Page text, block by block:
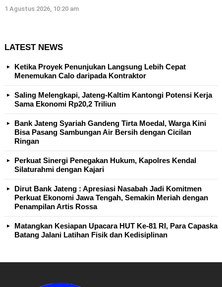
1 Agustus 2026, 10:20 am
LATEST NEWS
Ketika Proyek Penunjukan Langsung Lebih Cepat
Menemukan Calo daripada Kontraktor
Saling Melengkapi, Jateng-Kaltim Kantongi Potensi Kerja
Sama Ekonomi Rp20,2 Triliun
Bank Jateng Syariah Gandeng Tirta Moedal, Warga Kini
Bisa Pasang Sambungan Air Bersih dengan Cicilan
Ringan
Perkuat Sinergi Penegakan Hukum, Kapolres Kendal
Silaturahmi dengan Kajari
Dirut Bank Jateng : Apresiasi Nasabah Jadi Komitmen
Perkuat Ekonomi Jawa Tengah, Semakin Meriah dengan
Penampilan Artis Rossa
Matangkan Kesiapan Upacara HUT Ke-81 RI, Para Capaska
Batang Jalani Latihan Fisik dan Kedisiplinan